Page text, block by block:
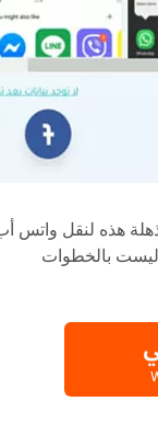
هذه لنقل واتس
هواوي بي 30/بي 40 برو. ليست بالخطوات